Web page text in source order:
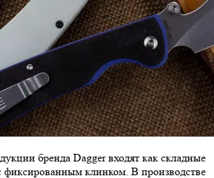
бренда Dagger входят как складные
клинком. В производстве